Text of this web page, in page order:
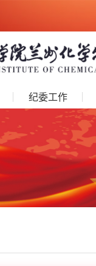
纪委工作